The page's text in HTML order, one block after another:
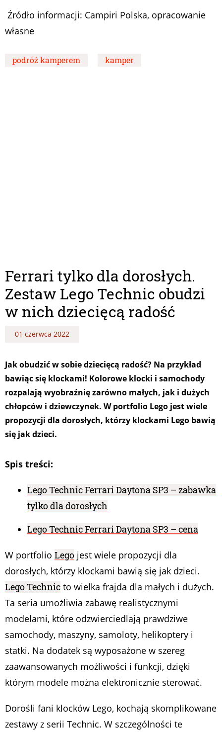
Źródło informacji: Campiri Polska, opracowanie
własne
podróż kamperem kamper
Ferrari tylko dla dorosłych.
Zestaw Lego Technic obudzi
w nich dziecięcą radość
01 czerwca 2022
Jak obudzić w sobie dziecięcą radość? Na przykład
bawiąc się klockami! Kolorowe klocki i samochody
rozpalają wyobraźnię zarówno małych, jak i dużych
chłopców i dziewczynek. W portfolio Lego jest wiele
propozycji dla dorosłych, którzy klockami Lego bawią
się jak dzieci.
Spis treści:
Lego Technic Ferrari Daytona SP3 – zabawka
tylko dla dorosłych
Lego Technic Ferrari Daytona SP3 – cena
W portfolio Lego jest wiele propozycji dla
dorosłych, którzy klockami bawią się jak dzieci.
Lego Technic to wielka frajda dla małych i dużych.
Ta seria umożliwia zabawę realistycznymi
modelami, które odzwierciedlają prawdziwe
samochody, maszyny, samoloty, helikoptery i
statki. Na dodatek są wyposażone w szereg
zaawansowanych możliwości i funkcji, dzięki
którym modele można elektronicznie sterować.
Dorośli fani klocków Lego, kochają skomplikowane
zestawy z serii Technic. W szczególności te